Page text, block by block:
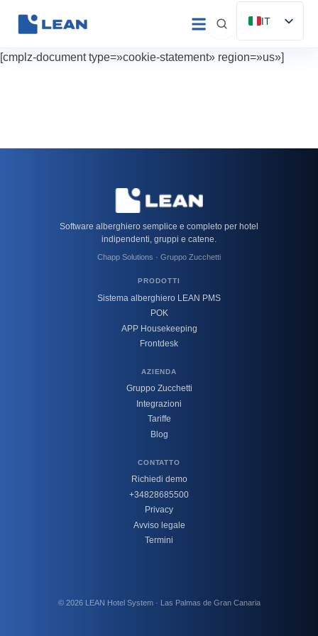
IT
ES
[cmplz-document type=»cookie-statement» region=»us»]
Software alberghiero semplice e completo per hotel
indipendenti, gruppi e catene.
Chapp Solutions · Gruppo Zucchetti
PRODOTTI
Sistema alberghiero LEAN PMS
POK
APP Housekeeping
Frontdesk
AZIENDA
Gruppo Zucchetti
Integrazioni
Tariffe
Blog
CONTATTO
Richiedi demo
+34828685500
Privacy
Avviso legale
Termini
© 2026 LEAN Hotel System · Las Palmas de Gran Canaria